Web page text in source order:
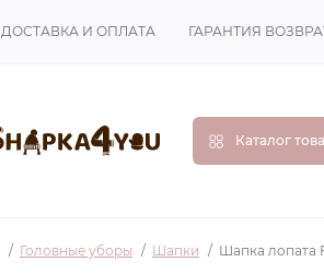
ДОСТАВКА И ОПЛАТА ГАРАНТИЯ
Каталог
Головные уборы Шапки Шапка лопата